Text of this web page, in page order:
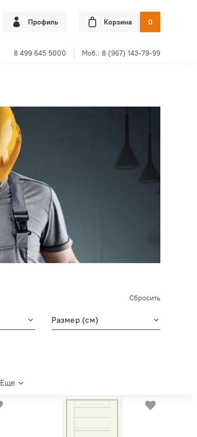
Профиль Корзина 0
8 499 645 5000 Моб.: 8 (967) 143-79-99
Сбросить
Размер (см)
Еще